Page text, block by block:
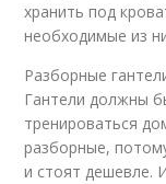
хранить под
необходимые из
Разборные
Гантели должны
тренироваться
разборные,
и стоят дешевле.